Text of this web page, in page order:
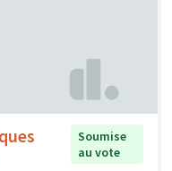
Soumise
au vote